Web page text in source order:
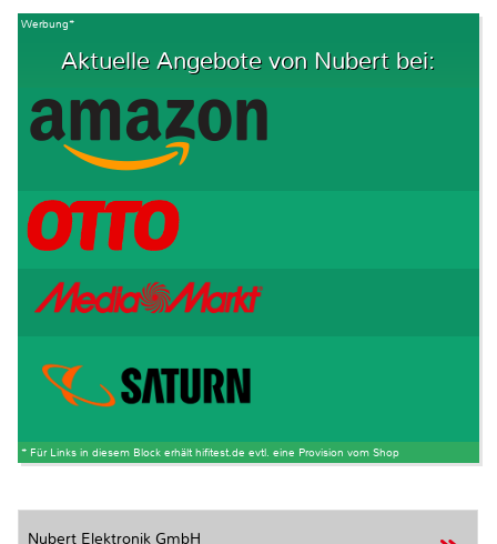
Werbung*
Aktuelle Angebote von Nubert bei:
* Für Links in diesem Block erhält hifitest.de evtl. eine Provision vom Shop
Nubert Elektronik GmbH